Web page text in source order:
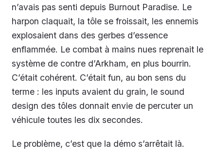
n’avais pas senti depuis Burnout Paradise. Le
harpon claquait, la tôle se froissait, les ennemis
explosaient dans des gerbes d’essence
enflammée. Le combat à mains nues reprenait le
système de contre d’Arkham, en plus bourrin.
C’était cohérent. C’était fun, au bon sens du
terme : les inputs avaient du grain, le sound
design des tôles donnait envie de percuter un
véhicule toutes les dix secondes.
Le problème, c’est que la démo s’arrêtait là.